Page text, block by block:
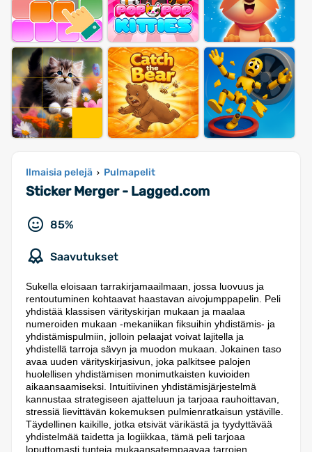
Ilmaisia pelejä › Pulmapelit
Sticker Merger - Lagged.com
85%
Saavutukset
Sukella eloisaan tarrakirjamaailmaan, jossa luovuus ja
rentoutuminen kohtaavat haastavan aivojumppapelin. Peli
yhdistää klassisen värityskirjan mukaan ja maalaa
numeroiden mukaan -mekaniikan fiksuihin yhdistämis- ja
yhdistämispulmiin, jolloin pelaajat voivat lajitella ja
yhdistellä tarroja sävyn ja muodon mukaan. Jokainen taso
avaa uuden värityskirjasivun, joka palkitsee palojen
huolellisen yhdistämisen monimutkaisten kuvioiden
aikaansaamiseksi. Intuitiivinen yhdistämisjärjestelmä
kannustaa strategiseen ajatteluun ja tarjoaa rauhoittavan,
stressiä lievittävän kokemuksen pulmienratkaisun ystäville.
Täydellinen kaikille, jotka etsivät värikästä ja tyydyttävää
yhdistelmää taidetta ja logiikkaa, tämä peli tarjoaa
loputtomasti tunteja mukaansatempaavaa tarrojen